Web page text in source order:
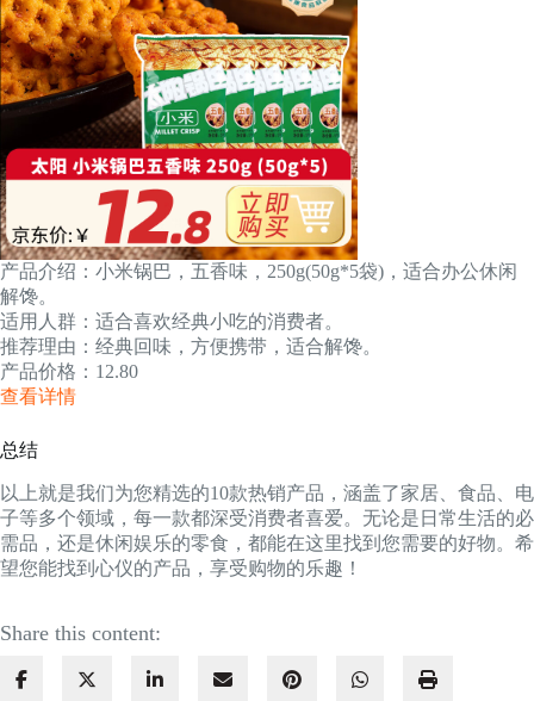
产品介绍：小米锅巴，五香味，250g(50g*5袋)，适合办公休闲
解馋。
适用人群：适合喜欢经典小吃的消费者。
推荐理由：经典回味，方便携带，适合解馋。
产品价格：12.80
查看详情
总结
以上就是我们为您精选的10款热销产品，涵盖了家居、食品、电
子等多个领域，每一款都深受消费者喜爱。无论是日常生活的必
需品，还是休闲娱乐的零食，都能在这里找到您需要的好物。希
望您能找到心仪的产品，享受购物的乐趣！
Share this content: